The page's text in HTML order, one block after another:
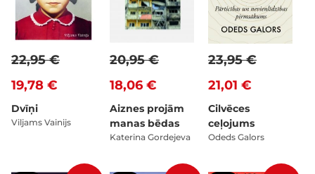
19,78 €
22,95 €
Dvīņi
Viljams Vainijs
18,06 €
20,95 €
Aiznes projām
manas bēdas
Katerina Gordejeva
21,01 €
23,95 €
Cilvēces
ceļojums
Odeds Galors